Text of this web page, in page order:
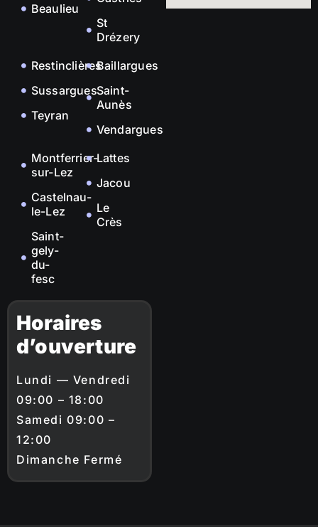
Beaulieu
St
Drézery
Restinclières
Sussargues
Teyran
Baillargues
Saint-
Aunès
Vendargues
Montferrier-
sur-Lez
Castelnau-
le-Lez
Saint-
gely-
du-
fesc
Lattes
Jacou
Le
Crès
Horaires
d’ouverture
Lundi — Vendredi
09:00 – 18:00
Samedi 09:00 –
12:00
Dimanche Fermé